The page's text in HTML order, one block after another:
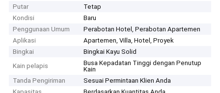
Putar
Tetap
Kondisi
Baru
Penggunaan Umum
Perabotan Hotel, Perabotan Apartemen
Aplikasi
Apartemen, Villa, Hotel, Proyek
Bingkai
Bingkai Kayu Solid
Kain pelapis
Busa Kepadatan Tinggi dengan Penutup
Kain
Tanda Pengiriman
Sesuai Permintaan Klien Anda